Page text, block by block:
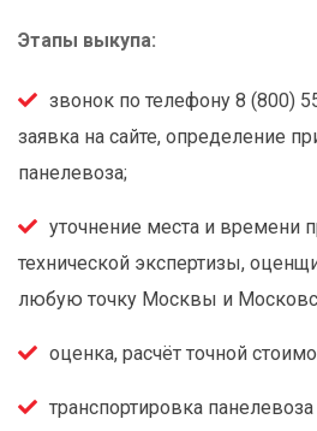
Этапы выкупа:
звонок по телефону 8 (800)
заявка на сайте, определение
панелевоза;
уточнение места и времени
технической экспертизы,
любую точку Москвы и
оценка, расчёт точной
транспортировка